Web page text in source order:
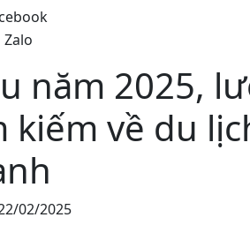
Zalo
năm 2025,
kiếm về du
02/2025